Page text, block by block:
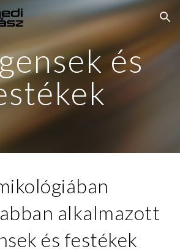
Skip to navigation
és
alkalmazott
és festékek